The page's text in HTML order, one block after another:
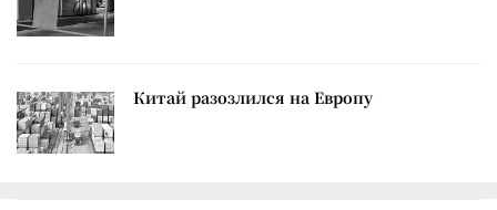
Китай разозлился на Европу